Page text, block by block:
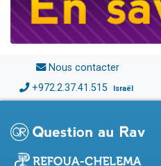
Nous contacter
+972.2.37.41.515 Israël